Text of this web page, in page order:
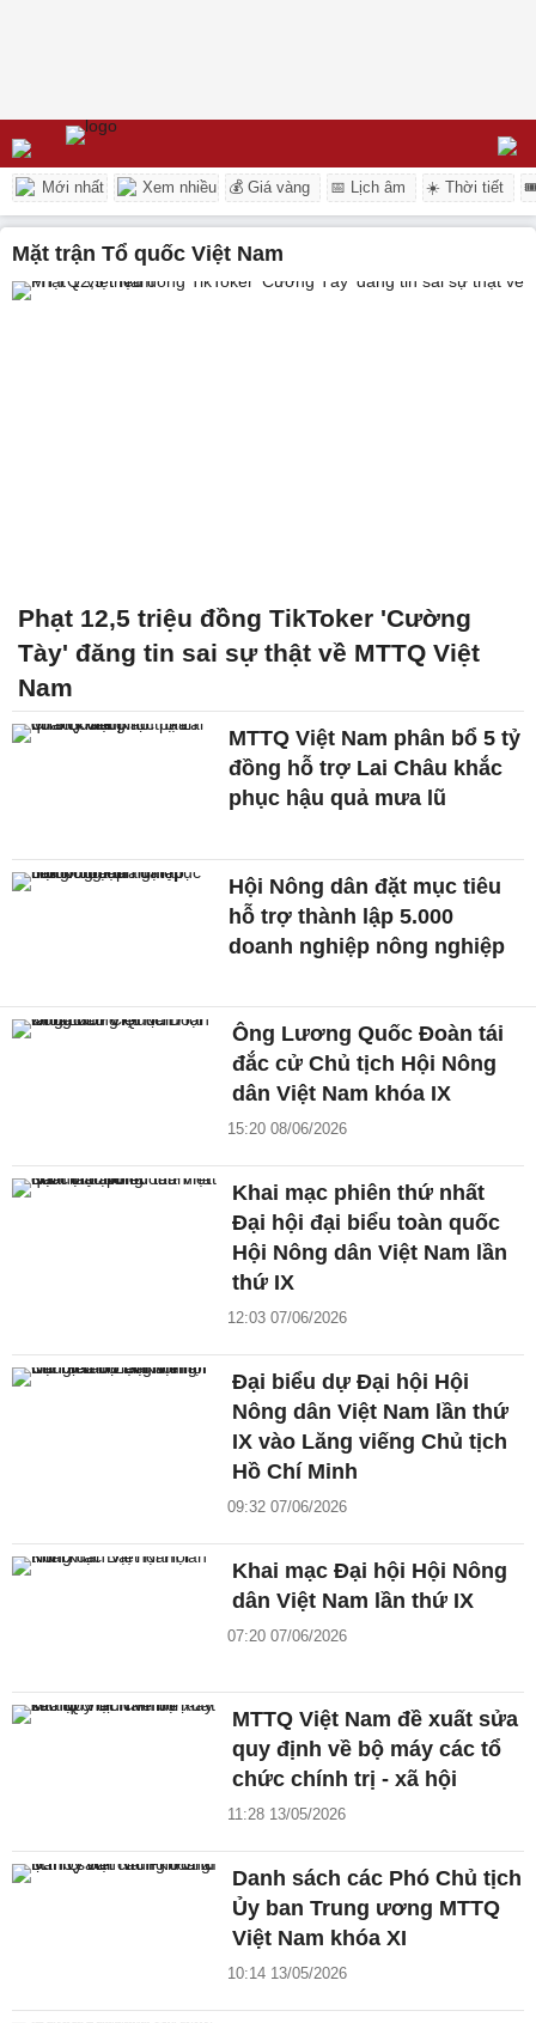
Mới nhất Xem nhiều 💰 Giá vàng 📅 Lịch âm ☀️ Thời tiết
Mặt trận Tổ quốc Việt Nam
Phạt 12,5 triệu đồng TikToker 'Cường
Tày' đăng tin sai sự thật về MTTQ Việt
Nam
MTTQ Việt Nam phân bổ 5 tỷ
đồng hỗ trợ Lai Châu khắc
phục hậu quả mưa lũ
Hội Nông dân đặt mục tiêu
hỗ trợ thành lập 5.000
doanh nghiệp nông nghiệp
Ông Lương Quốc Đoàn tái
đắc cử Chủ tịch Hội Nông
dân Việt Nam khóa IX
15:20 08/06/2026
Khai mạc phiên thứ nhất
Đại hội đại biểu toàn quốc
Hội Nông dân Việt Nam lần
thứ IX
12:03 07/06/2026
Đại biểu dự Đại hội Hội
Nông dân Việt Nam lần thứ
IX vào Lăng viếng Chủ tịch
Hồ Chí Minh
09:32 07/06/2026
Khai mạc Đại hội Hội Nông
dân Việt Nam lần thứ IX
07:20 07/06/2026
MTTQ Việt Nam đề xuất sửa
quy định về bộ máy các tổ
chức chính trị - xã hội
11:28 13/05/2026
Danh sách các Phó Chủ tịch
Ủy ban Trung ương MTTQ
Việt Nam khóa XI
10:14 13/05/2026